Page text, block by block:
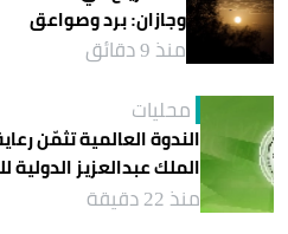
وجازان: برد وصواعق
منذ 9 دقائق
محليات
الندوة العالمية تثمّن
الملك عبدالعزيز الدولية
منذ 22 دقيقة